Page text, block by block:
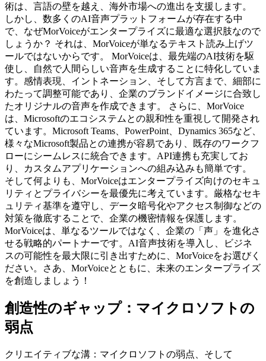
術は、言語の壁を越え、海外市場への進出を支援します。
しかし、数多くのAI音声プラットフォームが存在する中
で、なぜMorVoiceがエンタープライズに最適な選択肢なので
しょうか？ それは、MorVoiceが単なるテキスト読み上げツ
ールではないからです。 MorVoiceは、最先端のAI技術を駆
使し、自然で人間らしい音声を生成することに特化していま
す。感情表現、イントネーション、そして方言まで、細部に
わたって調整可能であり、企業のブランドイメージに合致し
たオリジナルの音声を作成できます。 さらに、MorVoice
は、Microsoftのエコシステムとの親和性を重視して開発され
ています。Microsoft Teams、PowerPoint、Dynamics 365など、
様々なMicrosoft製品との連携が容易であり、既存のワークフ
ローにシームレスに統合できます。API連携も充実してお
り、カスタムアプリケーションへの組み込みも簡単です。
そして何よりも、MorVoiceはエンタープライズ向けのセキュ
リティとプライバシーを最優先に考えています。厳格なセキ
ュリティ基準を遵守し、データ暗号化やアクセス制御などの
対策を徹底することで、企業の機密情報を保護します。
MorVoiceは、単なるツールではなく、企業の「声」を進化さ
せる戦略的パートナーです。AI音声技術を導入し、ビジネ
スの可能性を最大限に引き出すために、MorVoiceをお選びく
ださい。さあ、MorVoiceとともに、未来のエンタープライズ
を創造しましょう！
創造性のギャップ：マイクロソフトの
弱点
クリエイティブな溝：マイクロソフトの弱点、そして